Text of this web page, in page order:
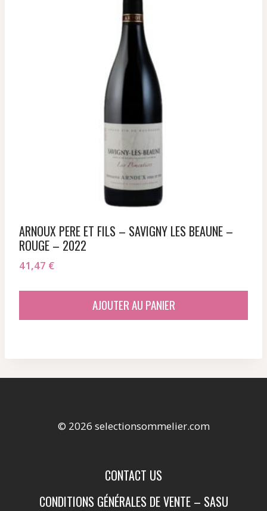
ARNOUX PERE ET FILS – SAVIGNY LES BEAUNE –
ROUGE – 2022
41,47 €
AJOUTER AU PANIER
© 2026 selectionsommelier.com
CONTACT US
CONDITIONS GÉNÉRALES DE VENTE – SASU